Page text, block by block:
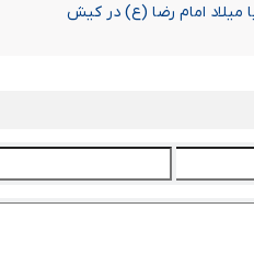
میلاد امام رضا (ع) در کیش